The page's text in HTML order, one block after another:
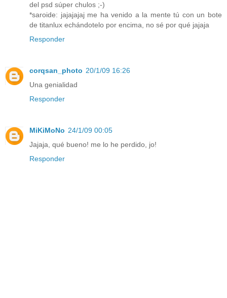
del psd súper chulos ;-)
*saroide: jajajajaj me ha venido a la mente tú con un bote
de titanlux echándotelo por encima, no sé por qué jajaja
Responder
corqsan_photo 20/1/09 16:26
Una genialidad
Responder
MiKiMoNo 24/1/09 00:05
Jajaja, qué bueno! me lo he perdido, jo!
Responder